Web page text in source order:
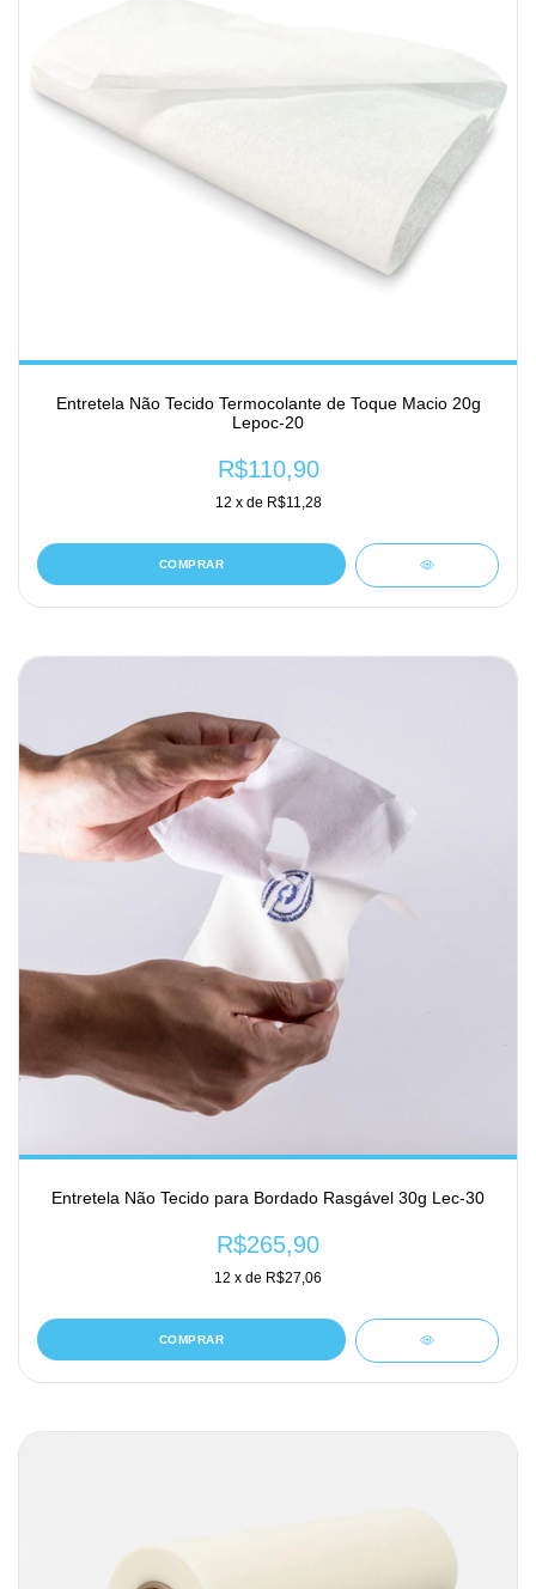
Entretela Não Tecido Termocolante de Toque Macio 20g
Lepoc-20
R$110,90
12 x de R$11,28
COMPRAR
Entretela Não Tecido para Bordado Rasgável 30g Lec-30
R$265,90
12 x de R$27,06
COMPRAR